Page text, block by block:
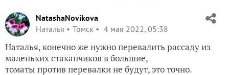
NatashaNovikova
Наталья
Томск 4 мая 2022, 05:38
Наталья, конечно же нужно перевалить рассаду из
маленьких стаканчиков в большие,
томаты против перевалки не будут, это точно.